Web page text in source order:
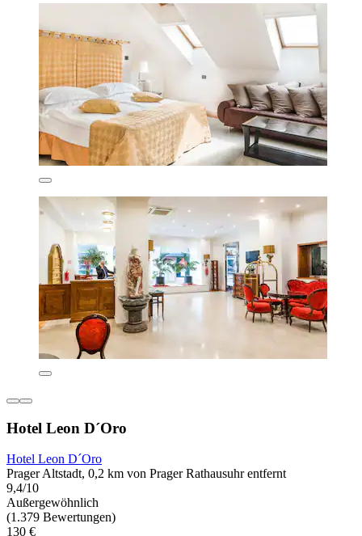
Hotel Leon D´Oro
Hotel Leon D´Oro
Prager Altstadt, 0,2 km von Prager Rathausuhr entfernt
9,4/10
Außergewöhnlich
(1.379 Bewertungen)
130 €